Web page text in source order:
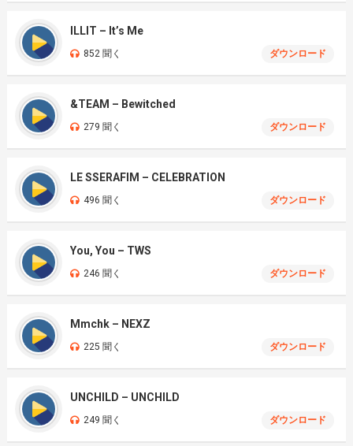
ILLIT – It’s Me
852 聞く ダウンロード
&TEAM – Bewitched
279 聞く ダウンロード
LE SSERAFIM – CELEBRATION
496 聞く ダウンロード
You, You – TWS
246 聞く ダウンロード
Mmchk – NEXZ
225 聞く ダウンロード
UNCHILD – UNCHILD
249 聞く ダウンロード